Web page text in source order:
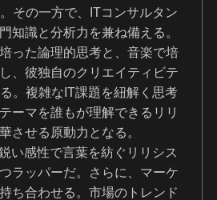
その一方で、ITコンサルタン
知識と分析力を兼ね備える。
った論理的思考と、音楽で培
、彼独自のクリエイティビテ
。複雑なIT課題を紐解く思考
ーマを誰もが理解できるリリ
させる原動力となる。
い感性で言葉を紡ぐリリシス
ラッパーだ。さらに、マーケ
ち合わせる。市場のトレンド